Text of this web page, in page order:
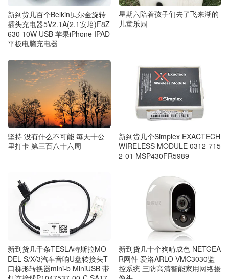
新到货几百个Belkin贝尔金旋转
插头充电器5V2.1A(2.1安培)F8Z
630 10W USB 苹果iPhone IPAD
平板电脑充电器
星期六陪着孩子们去了飞来湖的
儿童乐园
坚持 没有什么不可能 毎天十公
里打卡 第三百八十六周
新到货几个Simplex EXACTECH
WIRELESS MODULE 0312-715
2-01 MSP430FR5989
新到货几千条TESLA特斯拉MO
DEL S/X/3汽车音响U盘转接头T
口梯形转换器mini-b MiniUSB 带
新到货几十个狗啃成色 NETGEA
R网件 爱洛ARLO VMC3030监
控系统 三防高清智能家用网络摄